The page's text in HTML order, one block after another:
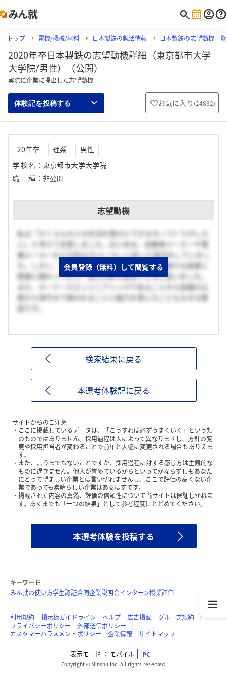
トップ 電機/機械/材料 日本製鉄の就活情報 日本製鉄の志望動機一覧
2020年卒日本製鉄の志望動機詳細（東京都市大学
大学院/男性）（公開）
実際に企業に提出した志望動機
体験記を投稿する お気に入り (24832)
20年卒 理系
男性
学校名 ： 東京都市大学大学院
職種 ： 非公開
志望動機
私は「たくさんの人の生活を豊かにできるモノづくりがした
い」と考えて志望しました。はじめは、自動車メーカーや電
機メーカーなどのBtoCのメーカーに絞って就活をしていまし
た。しかし、素材メーカーでのモノづくりなら様々な産業と
密接に関わっており、自分の夢を実現できると思いました。
また、オーナーズエンジニアリングであることから設備の立
案から保守まで携われることに魅力を感じたことも大きな要
因です。
会員登録（無料）して閲覧する
検索結果に戻る
本選考体験記に戻る
サイトからのご注意
ここに掲載しているデータは、「こうすれば必ずうまくいく」という類
のものではありません。採用過程は人によって異なりますし、方針の変
更や採用担当者が変わることで前年と大幅に変更される場合もありえま
す。
また、言うまでもないことですが、採用過程に対する感じ方は主観的な
ものに過ぎません。他人が誉めているからといってかならずしもあなた
にとって望ましい企業とは言い切れませんし、ここで評価の高くない企
業であっても素晴らしい企業はあるはずです。
掲載された内容の真偽、評価の信頼性について当サイトは保証しかねま
す。あくまでも「一つの結果」として参考程度にとどめてください。
本選考体験を投稿する
キーワード
みん就の使い方学生認証合同企業説明会インターン授業評価
利用規約 掲示板ガイドライン ヘルプ 広告掲載
グループ規約
プライバシーポリシー
外部送信ポリシー
カスタマーハラスメントポリシー
企業情報 サイトマップ
表示モード モバイル PC
Copyright © Minshu Inc. All rights reserved.